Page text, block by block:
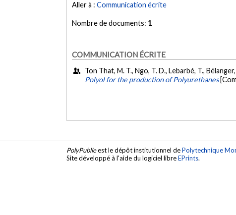
Aller à :Communication écrite
Nombre de documents: 1
COMMUNICATION ÉCRITE
Ton That, M. T., Ngo, T. D., Lebarbé, T.,
Polyol for the production of Polyurethanes
PolyPublieest le dépôt institutionnel dePolytechnique
Site développé à l'aide du logiciel libreEPrints.